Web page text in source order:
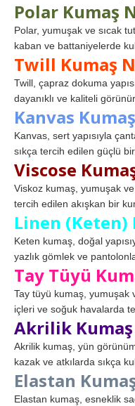
Polar Kumaş
Polar, yumuşak ve sıcak
kaban ve battaniyelerde
Twill Kumaş
Twill, çapraz dokuma
dayanıklı ve kaliteli
Kanvas
Kanvas, sert yapısıyla
sıkça tercih edilen güçlü
Viscose
Viskoz kumaş, yumuşak
tercih edilen akışkan bir
Linen (Keten)
Keten kumaş, doğal
yazlık gömlek ve
Tay Tüyü
Tay tüyü kumaş, yumuşak
içleri ve soğuk havalarda
Akrilik
Akrilik kumaş, yün
kazak ve atkılarda sıkça
Elastan
Elastan kumaş, esneklik